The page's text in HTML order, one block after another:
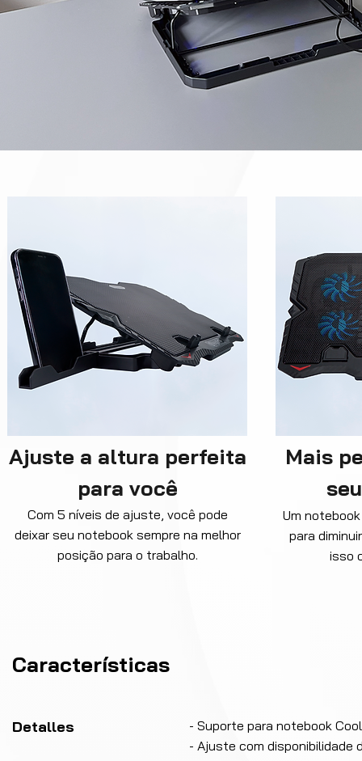
Ajuste a altura perfeita
para você
Com 5 níveis de ajuste, você pode
deixar seu notebook sempre na melhor
posição para o trabalho.
Mais
Um
para
isso
Características
Detalles
- Suporte para notebook
- Ajuste com disponibilidade